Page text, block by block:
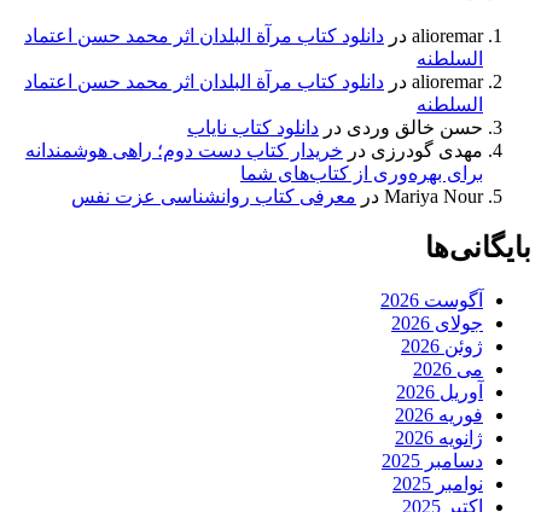
alioremar در دانلود کتاب مرآة البلدان اثر محمد حسن اعتماد
السلطنه
alioremar در دانلود کتاب مرآة البلدان اثر محمد حسن اعتماد
السلطنه
حسن خالق وردی در دانلود کتاب نایاب
مهدی گودرزی در خریدار کتاب دست دوم؛ راهی هوشمندانه
برای بهره‌وری از کتاب‌های شما
Mariya Nour در معرفی کتاب روانشناسی عزت نفس
بایگانی‌ها
آگوست 2026
جولای 2026
ژوئن 2026
می 2026
آوریل 2026
فوریه 2026
ژانویه 2026
دسامبر 2025
نوامبر 2025
اکتبر 2025